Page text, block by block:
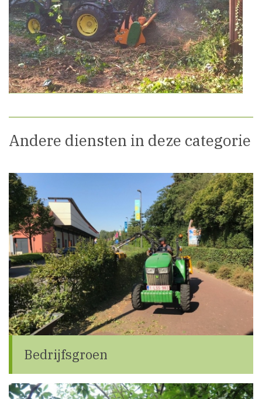
Andere diensten in deze categorie
Bedrijfsgroen